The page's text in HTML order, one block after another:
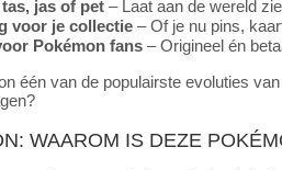
jas of pet – Laat aan de wereld
voor je collectie – Of je nu pins,
Pokémon fans – Origineel én
één van de populairste evoluties
WAAROM IS DEZE